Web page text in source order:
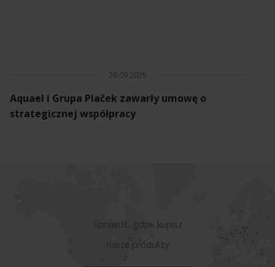
26 09 2025
Aquael i Grupa Plaček zawarły umowę o
strategicznej współpracy
Sprawdź, gdzie kupisz
nasze produkty